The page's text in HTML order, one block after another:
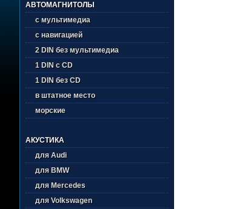
АВТОМАГНИТОЛЫ
с мультимедиа
с навигацией
2 DIN без мультимедиа
1 DIN с CD
1 DIN без CD
в штатное место
морские
АКУСТИКА
для Audi
для BMW
для Mercedes
для Volkswagen